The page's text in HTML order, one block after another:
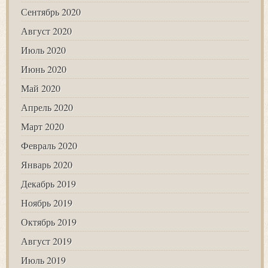
Сентябрь 2020
Август 2020
Июль 2020
Июнь 2020
Май 2020
Апрель 2020
Март 2020
Февраль 2020
Январь 2020
Декабрь 2019
Ноябрь 2019
Октябрь 2019
Август 2019
Июль 2019